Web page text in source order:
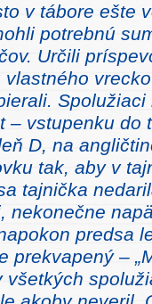
v tábore ešte
potrebnú
Určili
– vstupenku do
D, na
tak, aby v
tajnička
nekonečne
predsa
prekvapený –
všetkých